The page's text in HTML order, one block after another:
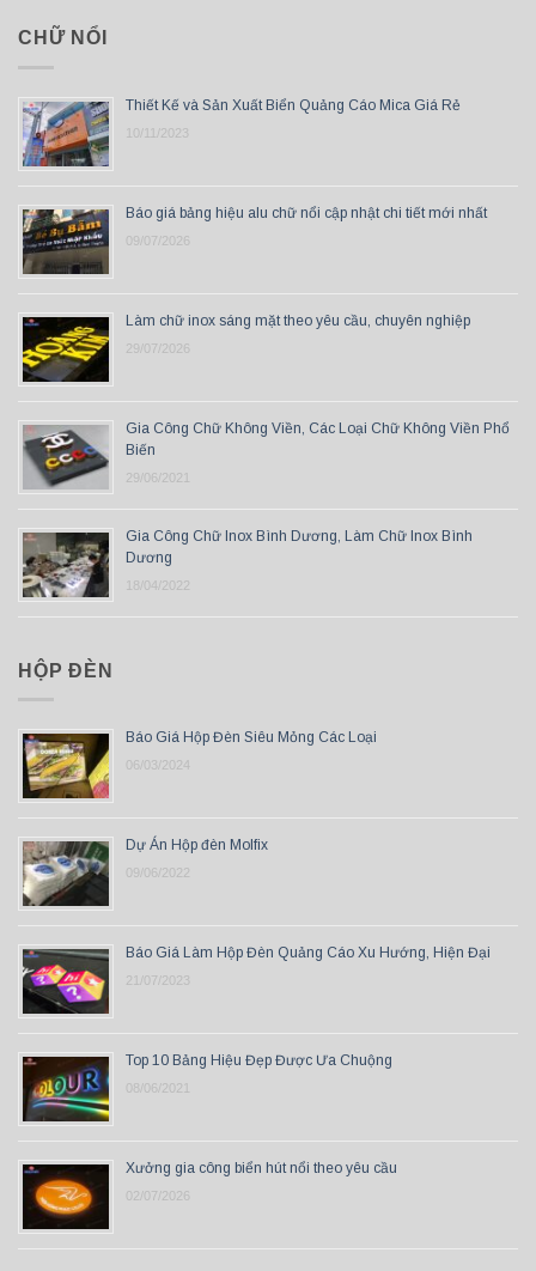
CHỮ NỔI
Thiết Kế và Sản Xuất Biển Quảng Cáo Mica Giá Rẻ
10/11/2023
Báo giá bảng hiệu alu chữ nổi cập nhật chi tiết mới nhất
09/07/2026
Làm chữ inox sáng mặt theo yêu cầu, chuyên nghiệp
29/07/2026
Gia Công Chữ Không Viền, Các Loại Chữ Không Viền Phổ
Biến
29/06/2021
Gia Công Chữ Inox Bình Dương, Làm Chữ Inox Bình
Dương
18/04/2022
HỘP ĐÈN
Báo Giá Hộp Đèn Siêu Mỏng Các Loại
06/03/2024
Dự Án Hộp đèn Molfix
09/06/2022
Báo Giá Làm Hộp Đèn Quảng Cáo Xu Hướng, Hiện Đại
21/07/2023
Top 10 Bảng Hiệu Đẹp Được Ưa Chuộng
08/06/2021
Xưởng gia công biển hút nổi theo yêu cầu
02/07/2026